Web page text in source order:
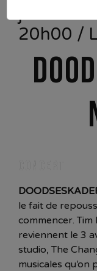
jeudi 01
20h00 /
le fait de
commencer.
reviennent le 3
studio, The
musicales